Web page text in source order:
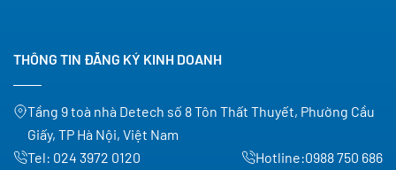
THÔNG TIN ĐĂNG KÝ KINH DOANH
Tầng 9 toà nhà Detech số 8 Tôn Thất Thuyết, Phường Cầu
Giấy, TP Hà Nội, Việt Nam
Tel: 024 3972 0120 Hotline:0988 750 686